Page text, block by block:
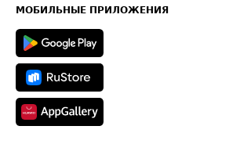
Техническая информация
МОБИЛЬНЫЕ ПРИЛОЖЕНИЯ